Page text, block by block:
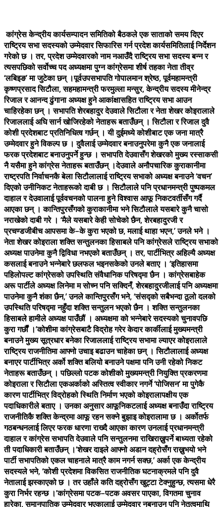
कांग्रेस केन्द्रीय कार्यसम्पादन समितिको बैठकले एक साताको समय दिएर
राष्ट्रिय सभा सदस्यको उम्मेदवार सिफारिस गर्न प्रदेश कार्यसमितिलाई निर्देशन
गरेको छ । तर, प्रदेश उम्मेदवारको नाम नआउँदै राष्ट्रिय सभा सदस्य बन्न र
त्यसपछिको सर्वोच्च पद अध्यक्षमा पुग्न कांग्रेसमा शीर्ष तहका नेता तीव्र
‘लबिइङ’ मा जुटेका छन् ।पूर्वउपसभापति गोपालमान श्रेष्ठ, पूर्वमहामन्त्री
कृष्णप्रसाद सिटौला, सहमहामन्त्री फरमुल्ला मन्सुर, केन्द्रीय सदस्य मीनेन्द्र
रिजाल र आनन्द ढुंगाना अध्यक्ष हुने आकांक्षासहित राष्ट्रिय सभा आउन
चाहिरहेका छन् । सभापति शेरबहादुर देउवाले सिटौला र नेता शेखर कोइरालाले
रिजाललाई अघि सार्न खोजिरहेको नेताहरू बताउँछन् । सिटौला र रिजाल दुवै
कोशी प्रदेशबाट प्रतिनिधित्व गर्छन् । यी दुईमध्ये कोशीबाट एक जना मात्रै
उम्मेदवार हुने विकल्प छ । दुवैलाई उम्मेदवार बनाउनुपरेमा कुनै एक जनालाई
फरक प्रदेशबाट बनाउनुपर्ने हुन्छ । सभापति देउवासँग शेखरको मुख्य रस्साकसी
नै यसैमा हुने कांग्रेस नेताहरू बताउँछन् ।देउवाले अनौपचारिक कुराकानीमा
राष्ट्रपति निर्वाचनकै बेला सिटौलालाई राष्ट्रिय सभाको अध्यक्ष बनाउने ‘वचन’
दिएको उनीनिकट नेताहरूको दाबी छ । सिटौलाले पनि प्रधानमन्त्री पुष्पकमल
दाहाल र देउवालाई पूर्ववचनको पालना हुने विश्वास आफू निकटवर्तीसँग गर्दै
आएका छन् । कान्तिपुरसँगको कुराकानीमा भने सिटौलाले यसबारे कुनै चासो
नराखेको दाबी गरे । ‘मैले यसबारे केही सोचेको छैन, शेरबहादुरजी र
प्रचण्डजीबीच आपसमा के–के कुरा भएको छ, मलाई थाहा भएन,’ उनले भने ।
नेता शेखर कोइराला शक्ति सन्तुलनका हिसाबले पनि कांग्रेसले राष्ट्रिय सभाको
अध्यक्ष पाउनेमा कुनै द्विविधा नभएको बताउँछन् । तर, पार्टीभित्र अहिल्यै अध्यक्ष
कसलाई बनाउने भन्नेबारे छलफल भइनसकेको उनले बताए । ‘इतिहासमा
पहिलोपल्ट कांग्रेसको उपस्थिति संवैधानिक परिषद्मा छैन । कांग्रेसबाहेक
अरू पार्टीले अध्यक्ष लिनेमा म सोच्न पनि सक्दिनँ, शेरबहादुरजीलाई पनि अध्यक्षमा
पाउनेमा कुनै शंका छैन,’ उनले कान्तिपुरसँग भने, ‘संसद्को सबैभन्दा ठूलो दलको
उपस्थिति परिषद्मा नहुँदा शक्ति सन्तुलन भएको छैन । शक्ति सन्तुलनका
हिसाबले हामीले अध्यक्ष पाउँछौं । अध्यक्षमा को भन्नेबारे सदस्यको चुनावपछि
कुरा गर्छौं ।’कोशीमा कांग्रेसबाटै विद्रोह गरेर केदार कार्कीलाई मुख्यमन्त्री
बनाउने मुख्य सूत्रधार बनेका रिजाललाई राष्ट्रिय सभामा ल्याएर कोइरालाले
राष्ट्रिय राजनीतिमा आफ्नो उचाइ बढाउन चाहेका छन् । सिटौलालाई अध्यक्ष
बनाएर पार्टीभित्र अर्को शक्ति बलियो बनाउने पक्षमा पनि उनी रहेको निकट
नेताहरू बताउँछन् । पछिल्लो पटक कोशीको मुख्यमन्त्री नियुक्ति प्रकरणमा
कोइराला र सिटौला एकअर्काको अस्तित्व स्वीकार नगर्ने ‘पोजिसन’ मा पुगेकै
कारण पार्टीभित्र विद्रोहको स्थिति निर्माण भएको कोइरालापक्षीय एक
पदाधिकारीले बताए । उनका अनुसार आफूनिकटलाई अध्यक्ष बनाउँदा राष्ट्रिय
राजनीतिकै शक्ति केन्द्रमा आफू रहन सक्ने बुझाइ कोइरालामा छ । अर्कोतर्फ
गठबन्धनलाई लिएर फरक धारणा राख्दै आएका कारण उनलाई प्रधानमन्त्री
दाहाल र कांग्रेस सभापति देउवाले पनि सन्तुलनमा राखिराख्नुपर्ने बाध्यता रहेको
ती पदाधिकारी बताउँछन् ।‘शेखर दाइले आफ्नो अडान दह्रोसँग राख्नुभयो भने
पार्टी सभापतिको एकल चाहनाले मात्रै काम नगर्न सक्छ,’ अर्का एक केन्द्रीय
सदस्यले भने, ‘कोशी प्रदेशमा विकसित राजनीतिक घटनाक्रमले पनि दुवै
नेतालाई झस्काएको छ । तर उहाँले कति दह्रोसँग खुट्टा टेक्नुहुन्छ, त्यसमा धेरै
कुरा निर्भर रहन्छ ।’कांग्रेसमा पटक–पटक अवसर पाएका, विगतमा चुनाव
हारेका, समानुपातिक उम्मेदवार भएकालाई उम्मेदवार नबनाउन पनि नेतृत्वमाथि